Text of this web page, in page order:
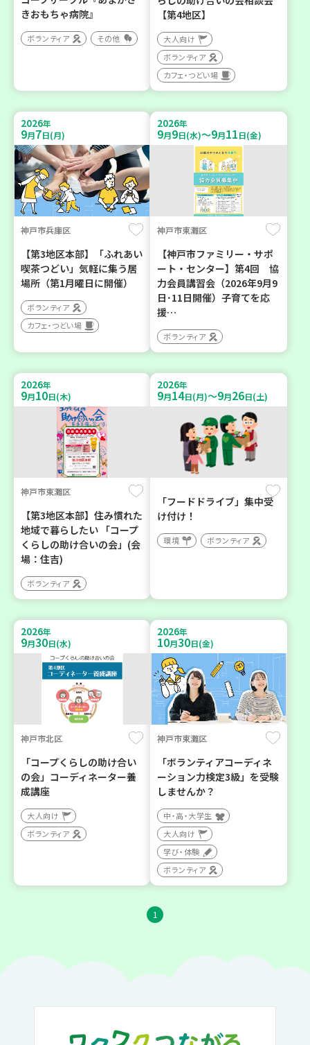
きおもちゃ病院』
ボランティア その他
【第4地区】
大人向け
ボランティア
カフェ・つどい場
2026年
9月7日(月)
神戸市兵庫区
【第3地区本部】「ふれあい
喫茶つどい」気軽に集う居
場所（第1月曜日に開催）
ボランティア
カフェ・つどい場
2026年
9月9日(水)～9月11日(金)
神戸市東灘区
【神戸市ファミリー・サポ
ート・センター】第4回 協
力会員講習会（2026年9月9
日･11日開催）子育てを応
援…
ボランティア
2026年
9月10日(木)
神戸市東灘区
【第3地区本部】住み慣れた
地域で暮らしたい 「コープ
くらしの助け合いの会」(会
場：住吉)
ボランティア
2026年
9月14日(月)～9月26日(土)
「フードドライブ」集中受
け付け！
環境 ボランティア
2026年
9月30日(水)
神戸市北区
「コープくらしの助け合い
の会」コーディネーター養
成講座
大人向け
ボランティア
2026年
10月30日(金)
神戸市東灘区
「ボランティアコーディネ
ーション力検定3級」を受験
しませんか？
中・高・大学生
大人向け
学び・体験
ボランティア
1